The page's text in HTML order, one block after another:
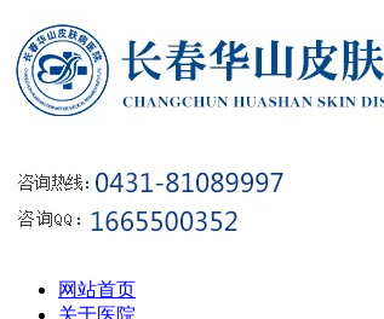
网站首页
关于医院